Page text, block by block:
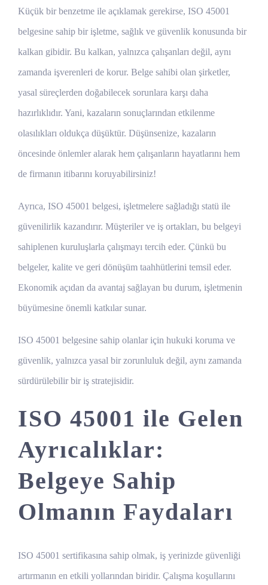
Küçük bir benzetme ile açıklamak gerekirse, ISO 45001
belgesine sahip bir işletme, sağlık ve güvenlik konusunda bir
kalkan gibidir. Bu kalkan, yalnızca çalışanları değil, aynı
zamanda işverenleri de korur. Belge sahibi olan şirketler,
yasal süreçlerden doğabilecek sorunlara karşı daha
hazırlıklıdır. Yani, kazaların sonuçlarından etkilenme
olasılıkları oldukça düşüktür. Düşünsenize, kazaların
öncesinde önlemler alarak hem çalışanların hayatlarını hem
de firmanın itibarını koruyabilirsiniz!
Ayrıca, ISO 45001 belgesi, işletmelere sağladığı statü ile
güvenilirlik kazandırır. Müşteriler ve iş ortakları, bu belgeyi
sahiplenen kuruluşlarla çalışmayı tercih eder. Çünkü bu
belgeler, kalite ve geri dönüşüm taahhütlerini temsil eder.
Ekonomik açıdan da avantaj sağlayan bu durum, işletmenin
büyümesine önemli katkılar sunar.
ISO 45001 belgesine sahip olanlar için hukuki koruma ve
güvenlik, yalnızca yasal bir zorunluluk değil, aynı zamanda
sürdürülebilir bir iş stratejisidir.
ISO 45001 ile Gelen
Ayrıcalıklar:
Belgeye Sahip
Olmanın Faydaları
ISO 45001 sertifikasına sahip olmak, iş yerinizde güvenliği
artırmanın en etkili yollarından biridir. Çalışma koşullarını